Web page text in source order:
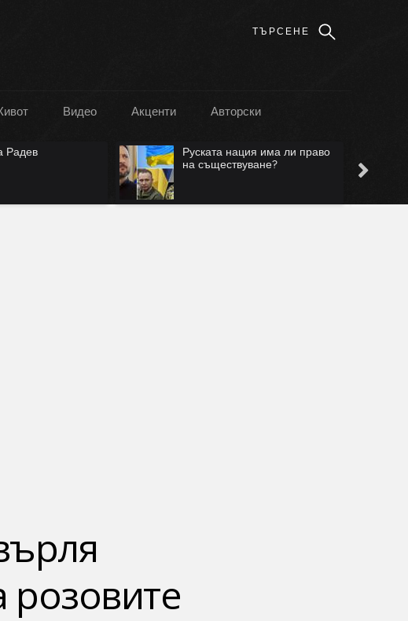
Видео Акценти Авторски
Радев
Руската нация има ли право
на съществуване?
розовите